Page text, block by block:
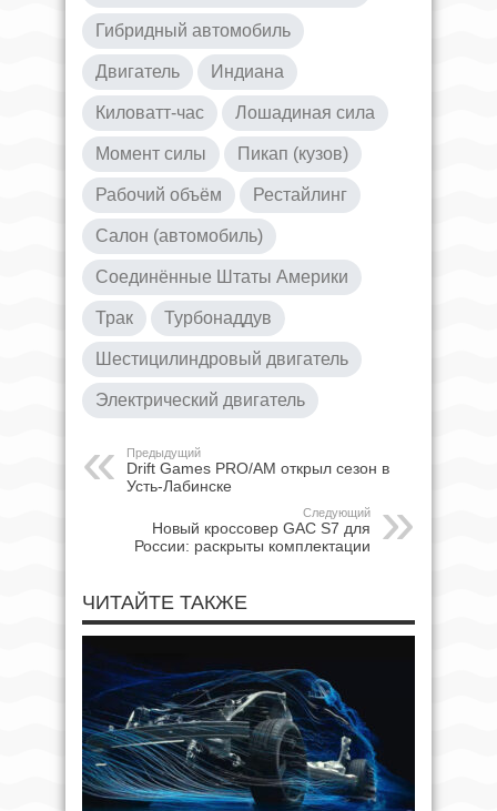
Гибридный автомобиль
Двигатель Индиана
Киловатт-час Лошадиная сила
Момент силы Пикап (кузов)
Рабочий объём Рестайлинг
Салон (автомобиль)
Соединённые Штаты Америки
Трак Турбонаддув
Шестицилиндровый двигатель
Электрический двигатель
Предыдущий
Drift Games PRO/AM открыл сезон в
Усть-Лабинске
Следующий
Новый кроссовер GAC S7 для
России: раскрыты комплектации
ЧИТАЙТЕ ТАКЖЕ